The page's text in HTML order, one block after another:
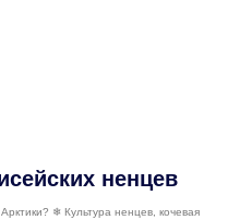
ненцев
❄ Культура ненцев, кочевая